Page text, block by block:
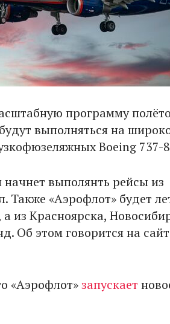
программу
выполняться на
Boeing 737-
выполянть рейсы из
Также «Аэрофлот» будет
из Красноярска,
Об этом говорится на
«Аэрофлот»запускает